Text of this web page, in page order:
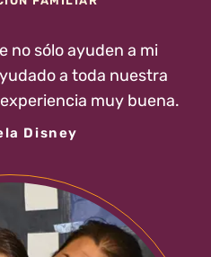
no sólo ayuden a mi
a toda nuestra
muy buena.
Disney